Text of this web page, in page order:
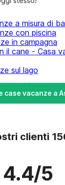
a misura di
con piscina
in campagna
il cane - Casa
sul lago
case vacanze a
clienti
4.4/5